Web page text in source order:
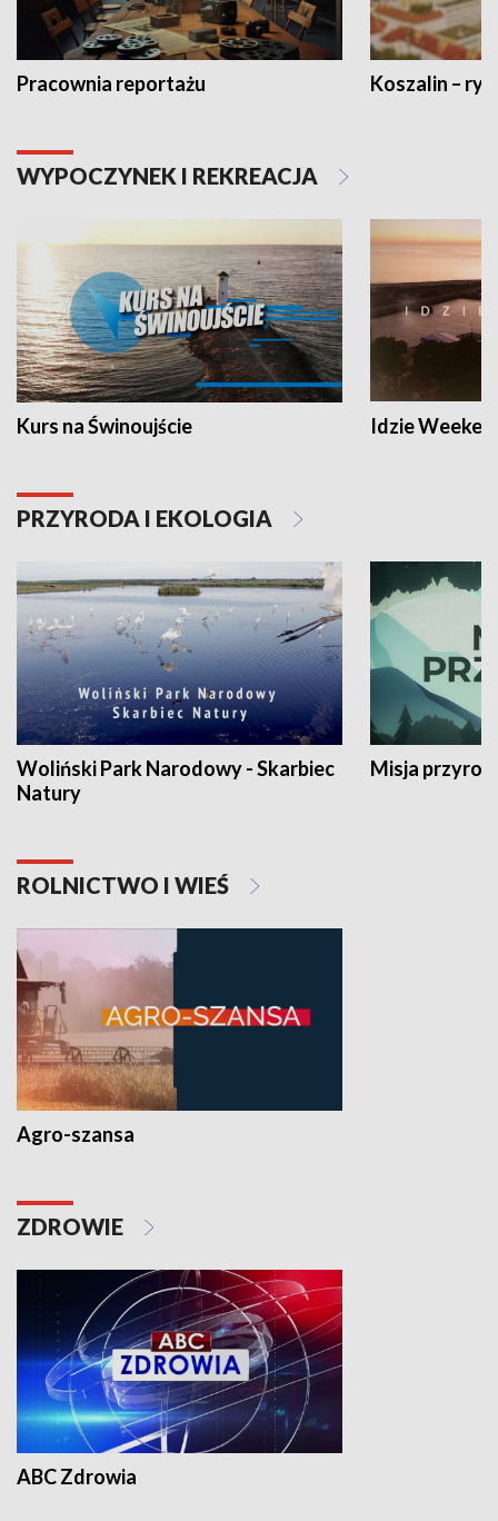
Pracownia reportażu Koszalin –
WYPOCZYNEK I REKREACJA
Kurs na Świnoujście Idzie
PRZYRODA I EKOLOGIA
Woliński Park Narodowy - Skarbiec
Natury
Misja
ROLNICTWO I WIEŚ
Agro-szansa
ZDROWIE
ABC Zdrowia